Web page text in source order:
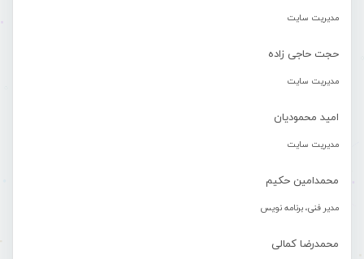
مدیریت سایت
حجت حاجی زاده
مدیریت سایت
امید محمودیان
مدیریت سایت
محمدامین حکیم
مدیر فنی، برنامه نویس
محمدرضا کمالی